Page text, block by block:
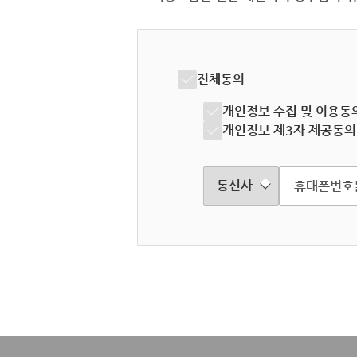
전체동의
개인정보 수집 및 이용동
개인정보 제3자 제공동의